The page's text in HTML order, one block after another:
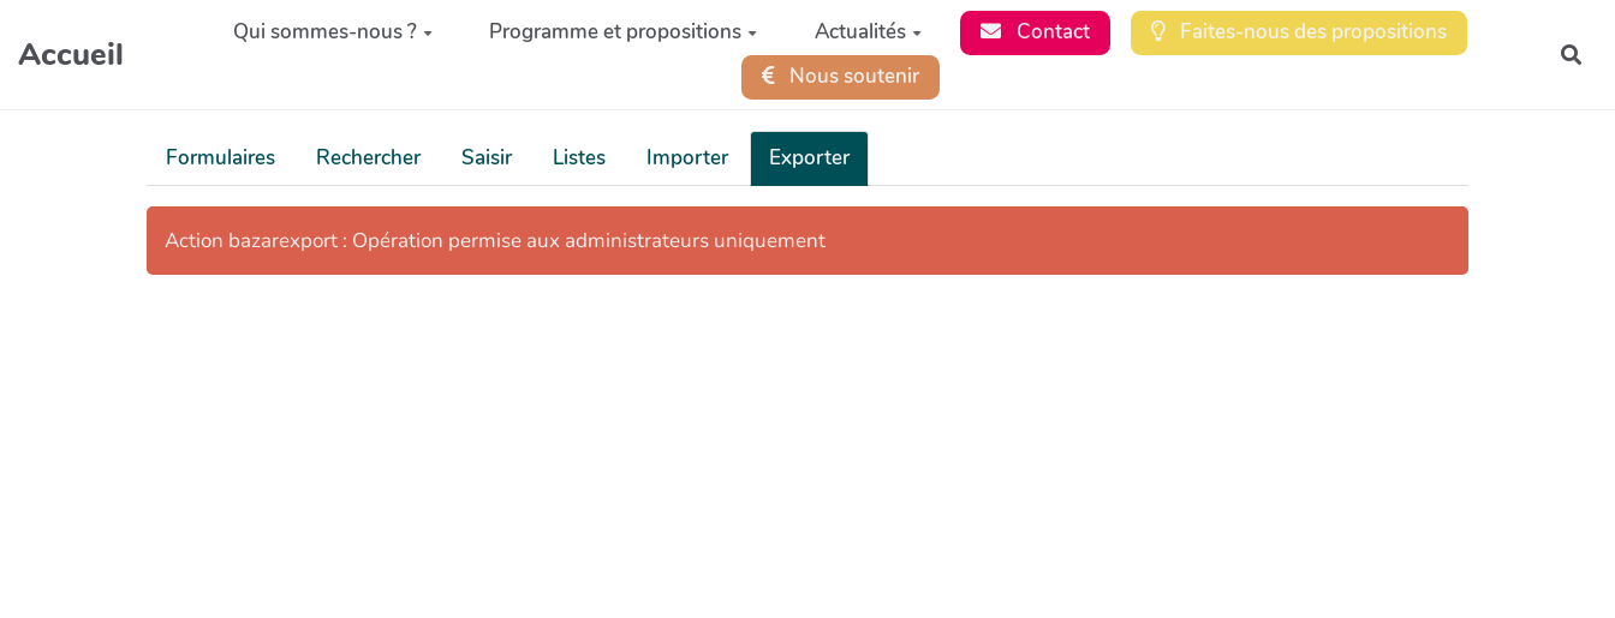
Aller au contenu principal
Accueil
Qui sommes-nous ? Programme et propositions Actualités Contact
Faites-nous des propositions
Nous soutenir
Formulaires Rechercher Saisir Listes Importer Exporter
Action bazarexport : Opération permise aux administrateurs uniquement